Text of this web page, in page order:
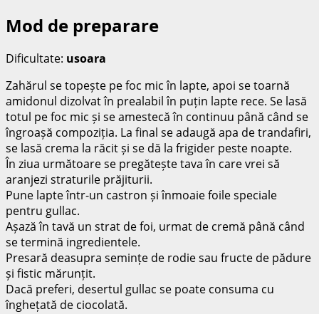
Mod de preparare
Dificultate: usoara
Zahărul se topește pe foc mic în lapte, apoi se toarnă
amidonul dizolvat în prealabil în puțin lapte rece. Se lasă
totul pe foc mic și se amestecă în continuu până când se
îngroașă compoziția. La final se adaugă apa de trandafiri,
se lasă crema la răcit și se dă la frigider peste noapte.
În ziua următoare se pregătește tava în care vrei să
aranjezi straturile prăjiturii.
Pune lapte într-un castron și înmoaie foile speciale
pentru gullac.
Așază în tavă un strat de foi, urmat de cremă până când
se termină ingredientele.
Presară deasupra semințe de rodie sau fructe de pădure
și fistic mărunțit.
Dacă preferi, desertul gullac se poate consuma cu
înghețată de ciocolată.